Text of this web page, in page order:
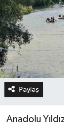
Paylaş
Anadolu